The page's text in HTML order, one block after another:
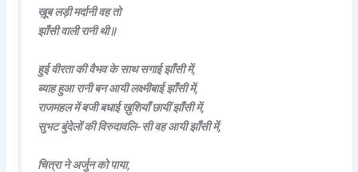
ख़ूब लड़ी मर्दानी वह तो
झाँसी वाली रानी थी॥
हुई वीरता की वैभव के साथ सगाई झाँसी में,
ब्याह हुआ रानी बन आयी लक्ष्मीबाई झाँसी में,
राजमहल में बजी बधाई ख़ुशियाँ छायीं झाँसी में,
सुभट बुंदेलों की विरुदावलि-सी वह आयी झाँसी में,
चित्रा ने अर्जुन को पाया,